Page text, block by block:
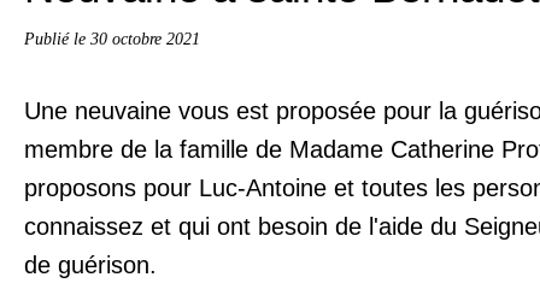
Publié le 30 octobre 2021
Une neuvaine vous est proposée pour la
membre de la famille de Madame Catherine
proposons pour Luc-Antoine et toutes les
connaissez et qui ont besoin de l'aide du
de guérison.